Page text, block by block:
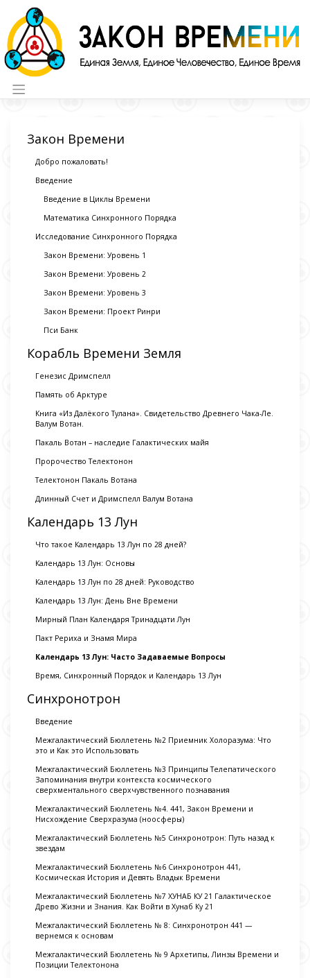
content
Закон Времени
Добро пожаловать!
Введение
Введение в Циклы Времени
Математика Синхронного Порядка
Исследование Синхронного Порядка
Закон Времени: Уровень 1
Закон Времени: Уровень 2
Закон Времени: Уровень 3
Закон Времени: Проект Ринри
Пси Банк
Корабль Времени Земля
Генезис Дримспелл
Память об Арктуре
Книга «Из Далёкого Тулана». Свидетельство Древнего Чака-Ле.
Валум Вотан.
Пакаль Вотан – наследие Галактических майя
Пророчество Телектонон
Телектонон Пакаль Вотана
Длинный Счет и Дримспелл Валум Вотана
Календарь 13 Лун
Что такое Календарь 13 Лун по 28 дней?
Календарь 13 Лун: Основы
Календарь 13 Лун по 28 дней: Руководство
Календарь 13 Лун: День Вне Времени
Мирный План Календаря Тринадцати Лун
Пакт Рериха и Знамя Мира
Календарь 13 Лун: Часто Задаваемые Вопросы
Время, Синхронный Порядок и Календарь 13 Лун
Синхронотрон
Введение
Межгалактический Бюллетень №2 Приемник Холоразума: Что
это и Как это Использовать
Межгалактический Бюллетень №3 Принципы Телепатического
Запоминания внутри контекста космического
сверхментального сверхчувственного познавания
Межгалактический Бюллетень №4. 441, Закон Времени и
Нисхождение Сверхразума (ноосферы)
Межгалактический Бюллетень №5 Синхронотрон: Путь назад к
звездам
Межгалактический Бюллетень №6 Синхронотрон 441,
Космическая История и Девять Владык Времени
Межгалактический Бюллетень №7 ХУНАБ КУ 21 Галактическое
Древо Жизни и Знания. Как Войти в Хунаб Ку 21
Межгалактический Бюллетень № 8: Синхронотрон 441 —
вернемся к основам
Межгалактический Бюллетень № 9 Архетипы, Линзы Времени и
Позиции Телектонона